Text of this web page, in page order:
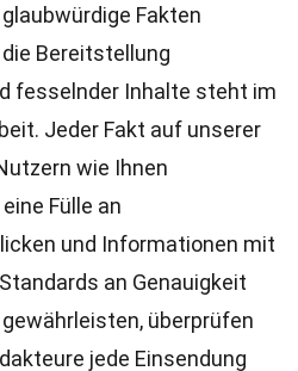
Fakten
Bereitstellung
fesselnder Inhalte steht im
Jeder Fakt auf unserer
wie Ihnen
Fülle an
und Informationen mit
Standards an Genauigkeit
überprüfen
jede Einsendung